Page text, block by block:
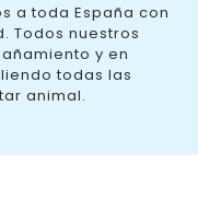
a toda España con
Todos nuestros
y en
todas las
animal.